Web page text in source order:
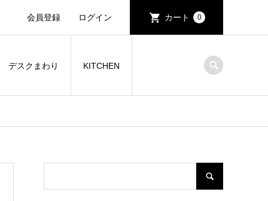
会員登録 ログイン カート 0
デスクまわり KITCHEN